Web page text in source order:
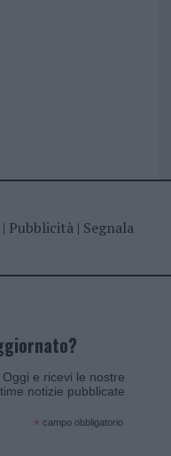
Pubblicità| Segnala
e ricevi le nostre
notizie pubblicate
* campo obbligatorio